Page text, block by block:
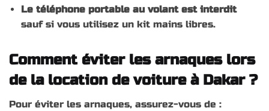
Le téléphone portable au volant est interdit
sauf si vous utilisez un kit mains libres.
Comment éviter les arnaques lors
de la location de voiture à Dakar ?
Pour éviter les arnaques, assurez-vous de :